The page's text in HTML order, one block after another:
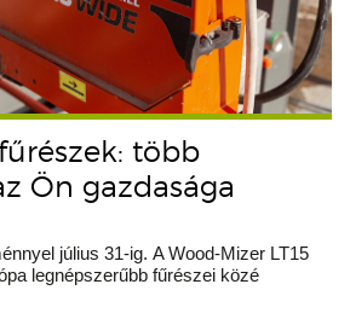
több
Ön gazdasága
július 31-ig. A Wood-Mizer LT15
legnépszerűbb fűrészei közé